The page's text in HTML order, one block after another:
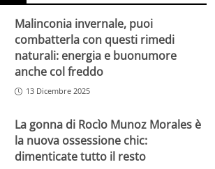
Malinconia invernale, puoi
combatterla con questi rimedi
naturali: energia e buonumore
anche col freddo
13 Dicembre 2025
La gonna di Rocìo Munoz Morales è
la nuova ossessione chic:
dimenticate tutto il resto